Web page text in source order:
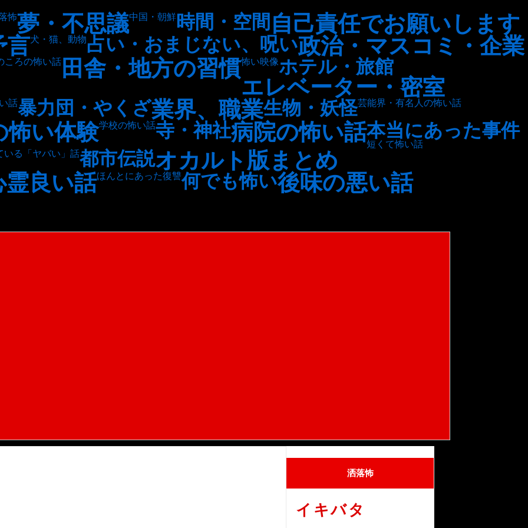
怖夢・不思議中国・朝鮮 時間・空間 自己責任でお願いします
言犬・猫、動物占い・おまじない、呪い政治・マスコミ・企業
ころの怖い話 田舎・地方の習慣怖い映像ホテル・旅館
エレベーター・密室
話暴力団・やくざ業界、職業生物・妖怪芸能界・有名人の怖い話
怖い体験学校の怖い話寺・神社病院の怖い話本当にあった事件
短くて怖い話
いる「ヤバい」話都市伝説オカルト版まとめ
霊良い話ほんとにあった復讐何でも怖い後味の悪い話
洒落怖
イキバタ